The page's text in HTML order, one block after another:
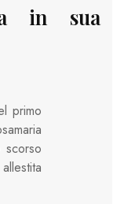
in sua
primo